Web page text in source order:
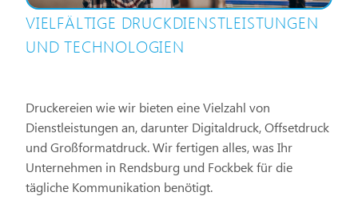
VIELFÄLTIGE DRUCKDIENSTLEISTUNGEN
UND TECHNOLOGIEN
Druckereien wie wir bieten eine Vielzahl von
Dienstleistungen an, darunter Digitaldruck, Offsetdruck
und Großformatdruck. Wir fertigen alles, was Ihr
Unternehmen in Rendsburg und Fockbek für die
tägliche Kommunikation benötigt.